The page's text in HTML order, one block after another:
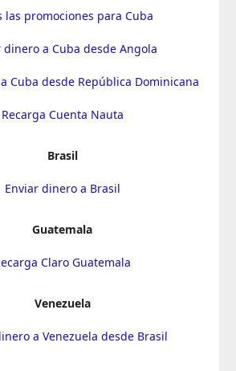
las promociones para Cuba
dinero a Cuba desde Angola
Cuba desde República Dominicana
Recarga Cuenta Nauta
Brasil
Enviar dinero a Brasil
Guatemala
Claro Guatemala
Venezuela
a Venezuela desde Brasil